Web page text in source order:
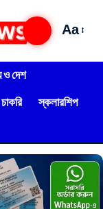
Aa
ও দেশ
চাকরি
স্কলারশিপ